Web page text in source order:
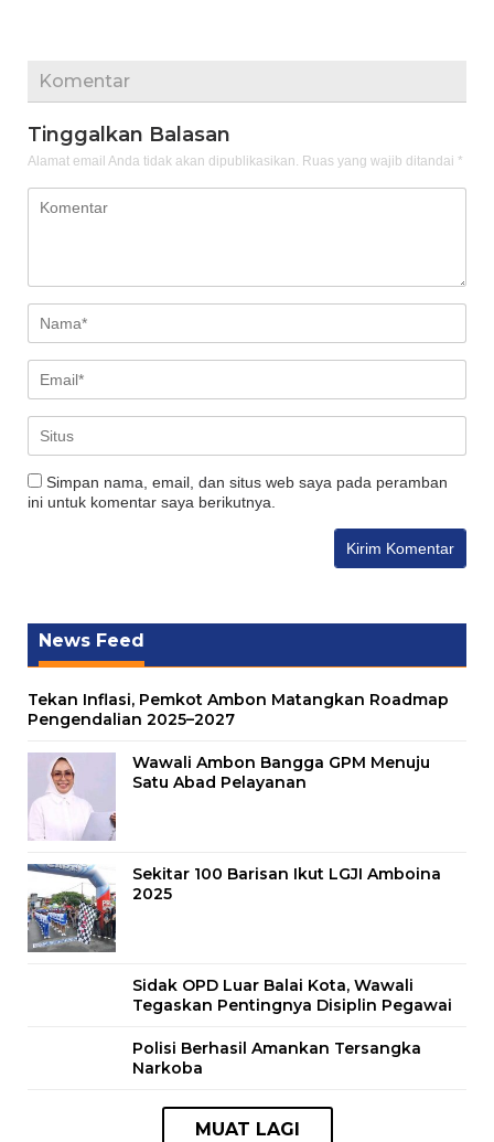
Komentar
Tinggalkan Balasan
Alamat email Anda tidak akan dipublikasikan. Ruas yang wajib ditandai *
Simpan nama, email, dan situs web saya pada peramban
ini untuk komentar saya berikutnya.
News Feed
Tekan Inflasi, Pemkot Ambon Matangkan Roadmap
Pengendalian 2025–2027
Wawali Ambon Bangga GPM Menuju
Satu Abad Pelayanan
Sekitar 100 Barisan Ikut LGJI Amboina
2025
Sidak OPD Luar Balai Kota, Wawali
Tegaskan Pentingnya Disiplin Pegawai
Polisi Berhasil Amankan Tersangka
Narkoba